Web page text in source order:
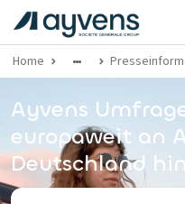
Home
Ayvens
europaweit an
Deutschland